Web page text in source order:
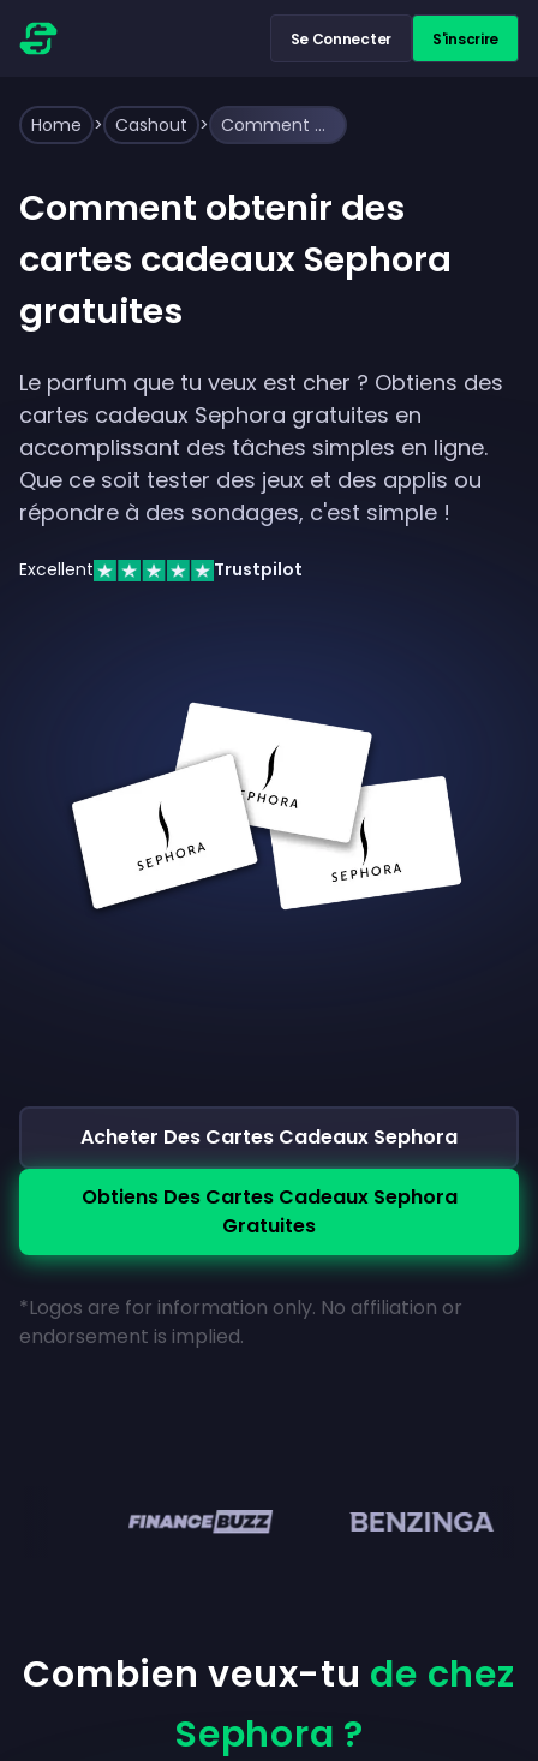
Se Connecter S'inscrire
Home > Cashout > Comment obtenir des cartes cadeaux Sephora gratuites
Comment obtenir des
cartes cadeaux Sephora
gratuites
Le parfum que tu veux est cher ? Obtiens des
cartes cadeaux Sephora gratuites en
accomplissant des tâches simples en ligne.
Que ce soit tester des jeux et des applis ou
répondre à des sondages, c'est simple !
Excellent Trustpilot
Acheter Des Cartes Cadeaux Sephora
Obtiens Des Cartes Cadeaux Sephora
Gratuites
*Logos are for information only. No affiliation or
endorsement is implied.
Combien veux-tu de chez
Sephora ?